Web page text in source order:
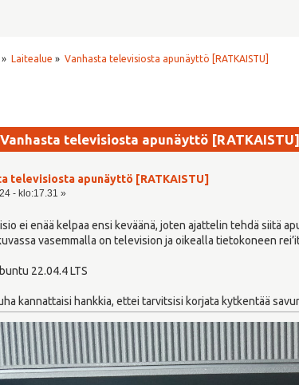
» Laitealue » Vanhasta televisiosta apunäyttö [RATKAISTU]
televisiosta apunäyttö
televisiosta apunäyttö [RATKAISTU]
- klo:17.31 »
ei enää kelpaa ensi keväänä, joten ajattelin tehdä siitä
vasemmalla on television ja oikealla tietokoneen
22.04.4 LTS
kannattaisi hankkia, ettei tarvitsisi korjata kytkentää